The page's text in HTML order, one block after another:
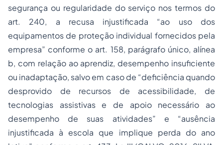
segurança ou regularidade do serviço nos termos do
art. 240, a recusa injustificada “ao uso dos
equipamentos de proteção individual fornecidos pela
empresa” conforme o art. 158, parágrafo único, alínea
b, com relação ao aprendiz, desempenho insuficiente
ou inadaptação, salvo em caso de “deficiência quando
desprovido de recursos de acessibilidade, de
tecnologias assistivas e de apoio necessário ao
desempenho de suas atividades” e “ausência
injustificada à escola que implique perda do ano